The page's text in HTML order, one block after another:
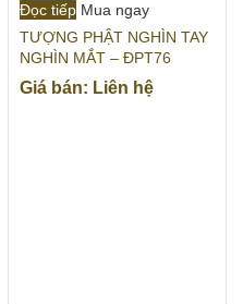
Đọc tiếp Mua ngay
TƯỢNG PHẬT NGHÌN TAY
NGHÌN MẮT – ĐPT76
Giá bán: Liên hệ